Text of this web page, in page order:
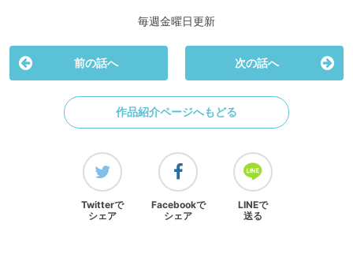
毎週金曜日更新
前の話へ 次の話へ
作品紹介ページへもどる
Twitterで
シェア
Facebookで
シェア
LINEで
送る